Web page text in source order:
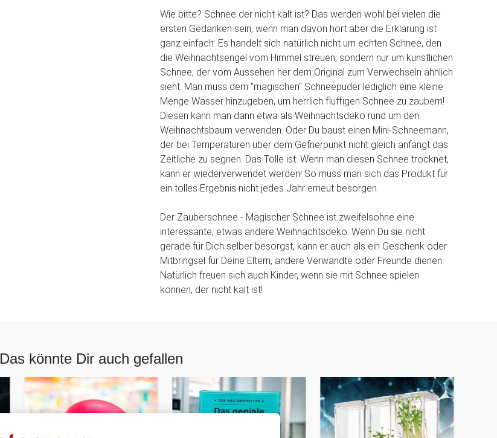
Wie bitte? Schnee der nicht kalt ist? Das werden wohl bei vielen die
ersten Gedanken sein, wenn man davon hört aber die Erklärung ist
ganz einfach: Es handelt sich natürlich nicht um echten Schnee, den
die Weihnachtsengel vom Himmel streuen, sondern nur um künstlichen
Schnee, der vom Aussehen her dem Original zum Verwechseln ähnlich
sieht. Man muss dem "magischen" Schneepuder lediglich eine kleine
Menge Wasser hinzugeben, um herrlich fluffigen Schnee zu zaubern!
Diesen kann man dann etwa als Weihnachtsdeko rund um den
Weihnachtsbaum verwenden. Oder Du baust einen Mini-Schneemann,
der bei Temperaturen über dem Gefrierpunkt nicht gleich anfängt das
Zeitliche zu segnen. Das Tolle ist: Wenn man diesen Schnee trocknet,
kann er wiederverwendet werden! So muss man sich das Produkt für
ein tolles Ergebnis nicht jedes Jahr erneut besorgen.
Der Zauberschnee - Magischer Schnee ist zweifelsohne eine
interessante, etwas andere Weihnachtsdeko. Wenn Du sie nicht
gerade für Dich selber besorgst, kann er auch als ein Geschenk oder
Mitbringsel für Deine Eltern, andere Verwandte oder Freunde dienen.
Natürlich freuen sich auch Kinder, wenn sie mit Schnee spielen
können, der nicht kalt ist!
Das könnte Dir auch gefallen